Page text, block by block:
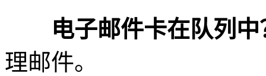
电子邮件卡在队列中
理邮件。